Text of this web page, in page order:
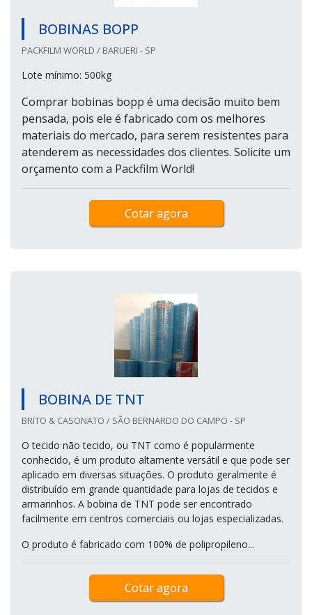
BOBINAS BOPP
PACKFILM WORLD / BARUERI - SP
Lote mínimo: 500kg
Comprar bobinas bopp é uma decisão muito bem
pensada, pois ele é fabricado com os melhores
materiais do mercado, para serem resistentes para
atenderem as necessidades dos clientes. Solicite um
orçamento com a Packfilm World!
Cotar agora
BOBINA DE TNT
BRITO & CASONATO / SÃO BERNARDO DO CAMPO - SP
O tecido não tecido, ou TNT como é popularmente
conhecido, é um produto altamente versátil e que pode ser
aplicado em diversas situações. O produto geralmente é
distribuído em grande quantidade para lojas de tecidos e
armarinhos. A bobina de TNT pode ser encontrado
facilmente em centros comerciais ou lojas especializadas.
O produto é fabricado com 100% de polipropileno...
Cotar agora